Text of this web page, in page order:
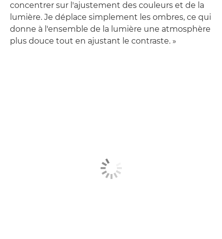
concentrer sur l'ajustement des couleurs et de la
lumière. Je déplace simplement les ombres, ce qui
donne à l'ensemble de la lumière une atmosphère
plus douce tout en ajustant le contraste. »